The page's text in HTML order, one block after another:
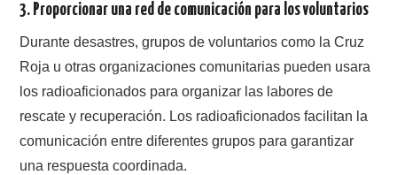
3. Proporcionar una red de comunicación para los voluntarios
Durante desastres, grupos de voluntarios como la Cruz
Roja u otras organizaciones comunitarias pueden usara
los radioaficionados para organizar las labores de
rescate y recuperación. Los radioaficionados facilitan la
comunicación entre diferentes grupos para garantizar
una respuesta coordinada.